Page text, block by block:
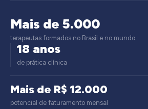
Mais de 5.000
terapeutas formados no Brasil e no mundo
18 anos
de prática clínica
Mais de R$ 12.000
potencial de faturamento mensal